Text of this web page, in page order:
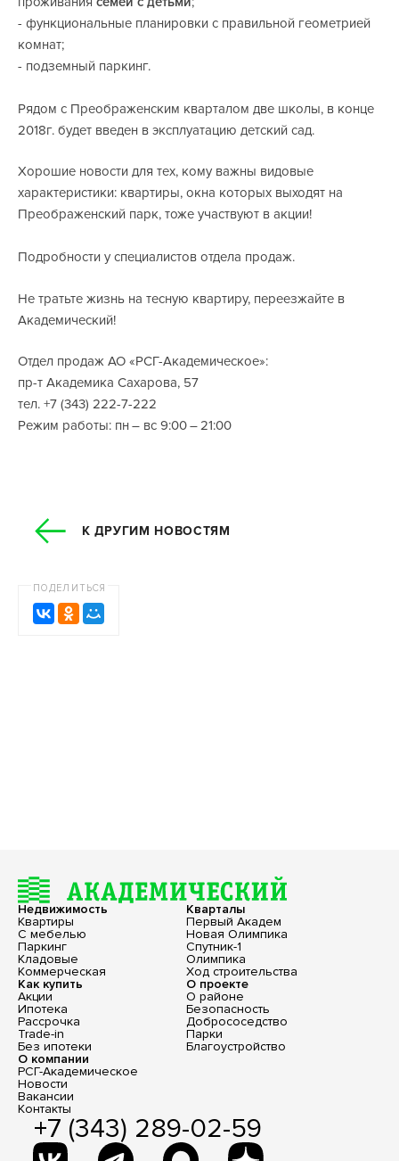
- функциональные планировки с правильной геометрией
комнат;
- подземный паркинг.
Рядом с Преображенским кварталом две школы, в конце
2018г. будет введен в эксплуатацию детский сад.
Хорошие новости для тех, кому важны видовые
характеристики: квартиры, окна которых выходят на
Преображенский парк, тоже участвуют в акции!
Подробности у специалистов отдела продаж.
Не тратьте жизнь на тесную квартиру, переезжайте в
Академический!
Отдел продаж АО «РСГ-Академическое»:
пр-т Академика Сахарова, 57
тел. +7 (343) 222-7-222
Режим работы: пн – вс 9:00 – 21:00
К ДРУГИМ НОВОСТЯМ
ПОДЕЛИТЬСЯ
Недвижимость
Квартиры
С мебелью
Паркинг
Кладовые
Коммерческая
Кварталы
Первый Академ
Новая Олимпика
Спутник-1
Олимпика
Ход строительства
Как купить
Акции
Ипотека
Рассрочка
Trade-in
Без ипотеки
О проекте
О районе
Безопасность
Добрососедство
Парки
Благоустройство
О компании
РСГ-Академическое
Новости
Вакансии
Контакты
+7 (343) 289-02-59